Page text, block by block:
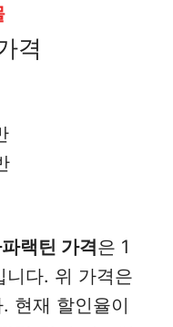
격
랙틴 가격은 1
니다. 위 가격은
현재 할인율이